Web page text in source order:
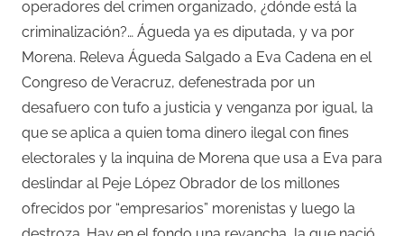
operadores del crimen organizado, ¿dónde está la
criminalización?… Águeda ya es diputada, y va por
Morena. Releva Águeda Salgado a Eva Cadena en el
Congreso de Veracruz, defenestrada por un
desafuero con tufo a justicia y venganza por igual, la
que se aplica a quien toma dinero ilegal con fines
electorales y la inquina de Morena que usa a Eva para
deslindar al Peje López Obrador de los millones
ofrecidos por “empresarios” morenistas y luego la